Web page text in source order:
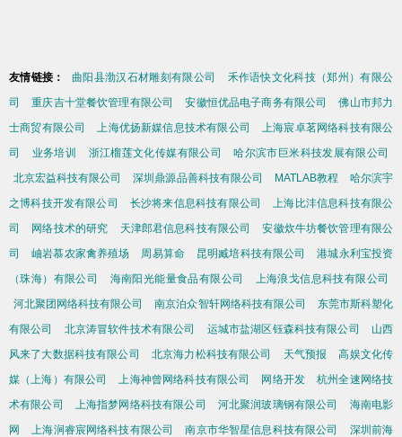
友情链接： 曲阳县渤汉石材雕刻有限公司
禾作语快文化科技（郑州）有限公
司
重庆吉十堂餐饮管理有限公司 安徽恒优品电子商务有限公司
佛山市邦力
士商贸有限公司
上海优扬新媒信息技术有限公司
上海宸卓茗网络科技有限公
司
业务培训 浙江榴莲文化传媒有限公司
哈尔滨市巨米科技发展有限公司
北京宏益科技有限公司
深圳鼎源品善科技有限公司 MATLAB教程
哈尔滨宇
之博科技开发有限公司
长沙将来信息科技有限公司
上海比沣信息科技有限公
司
网络技术的研究 天津郎君信息科技有限公司
安徽炊牛坊餐饮管理有限公
司
岫岩慕农家禽养殖场 周易算命 昆明臧培科技有限公司
港城永利宝投资
（珠海）有限公司
海南阳光能量食品有限公司
上海浪戈信息科技有限公司
河北聚团网络科技有限公司
南京泊众智轩网络科技有限公司
东莞市斯科塑化
有限公司
北京涛冒软件技术有限公司 运城市盐湖区钰森科技有限公司
山西
风来了大数据科技有限公司
北京海力松科技有限公司 天气预报
高娱文化传
媒（上海）有限公司
上海神曾网络科技有限公司 网络开发
杭州全速网络技
术有限公司
上海指梦网络科技有限公司 河北聚润玻璃钢有限公司
海南电影
网
上海涧睿宸网络科技有限公司 南京市华智星信息科技有限公司
深圳前海